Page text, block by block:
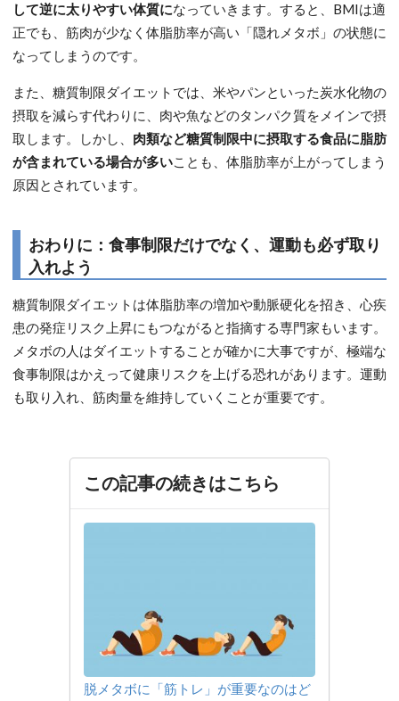
して逆に太りやすい体質になっていきます。すると、BMIは適
正でも、筋肉が少なく体脂肪率が高い「隠れメタボ」の状態に
なってしまうのです。
また、糖質制限ダイエットでは、米やパンといった炭水化物の
摂取を減らす代わりに、肉や魚などのタンパク質をメインで摂
取します。しかし、 肉類など糖質制限中に摂取する食品に脂肪
が含まれている場合が多いことも、体脂肪率が上がってしまう
原因とされています。
おわりに：食事制限だけでなく、運動も必ず取り
入れよう
糖質制限ダイエットは体脂肪率の増加や動脈硬化を招き、心疾
患の発症リスク上昇にもつながると指摘する専門家もいます。
メタボの人はダイエットすることが確かに大事ですが、極端な
食事制限はかえって健康リスクを上げる恐れがあります。運動
も取り入れ、筋肉量を維持していくことが重要です。
この記事の続きはこちら
脱メタボに「筋トレ」が重要なのはど